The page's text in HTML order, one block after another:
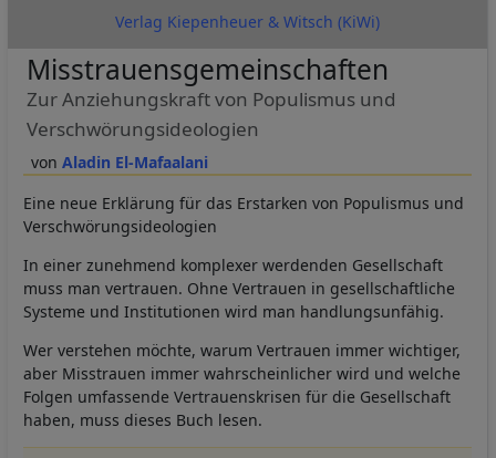
Verlag Kiepenheuer & Witsch (KiWi)
Aladin El-Mafaalani
Misstrauensgemeinschaften
Zur Anziehungskraft von Populismus und
Verschwörungsideologien
Eine neue Erklärung für das Erstarken von Populismus und
Verschwörungsideologien
In einer zunehmend komplexer werdenden Gesellschaft
muss man vertrauen. Ohne Vertrauen in gesellschaftliche
Systeme und Institutionen wird man handlungsunfähig.
Wer verstehen möchte, warum Vertrauen immer wichtiger,
aber Misstrauen immer wahrscheinlicher wird und welche
Folgen umfassende Vertrauenskrisen für die Gesellschaft
haben, muss dieses Buch lesen.